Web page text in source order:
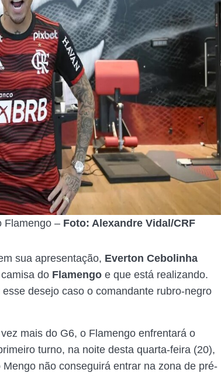
Flamengo – Foto: Alexandre Vidal/CRF
sua apresentação, Everton Cebolinha
do Flamengo e que está realizando.
desejo caso o comandante rubro-negro
mais do G6, o Flamengo enfrentará o
turno, na noite desta quarta-feira (20),
não conseguirá entrar na zona de pré-